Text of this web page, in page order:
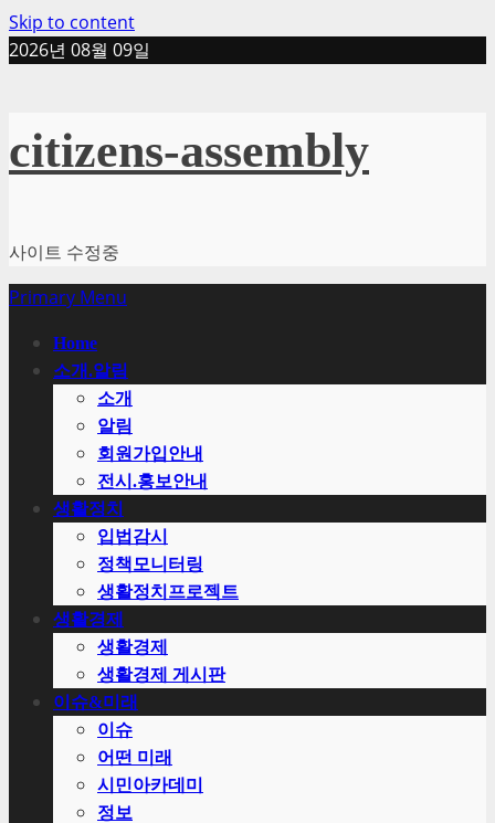
Skip to content
2026년 08월 09일
citizens-assembly
사이트 수정중
Primary Menu
Home
소개.알림
소개
알림
회원가입안내
전시.홍보안내
생활정치
입법감시
정책모니터링
생활정치프로젝트
생활경제
생활경제
생활경제 게시판
이슈&미래
이슈
어떤 미래
시민아카데미
정보